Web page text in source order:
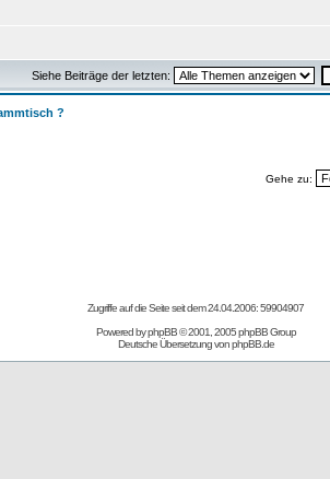
Siehe Beiträge der letzten:
?
Gehe zu:
Zugriffe auf die Seite seit dem 24.04.2006: 59904907
Powered byphpBB© 2001, 2005 phpBB Group
Deutsche Übersetzung vonphpBB.de